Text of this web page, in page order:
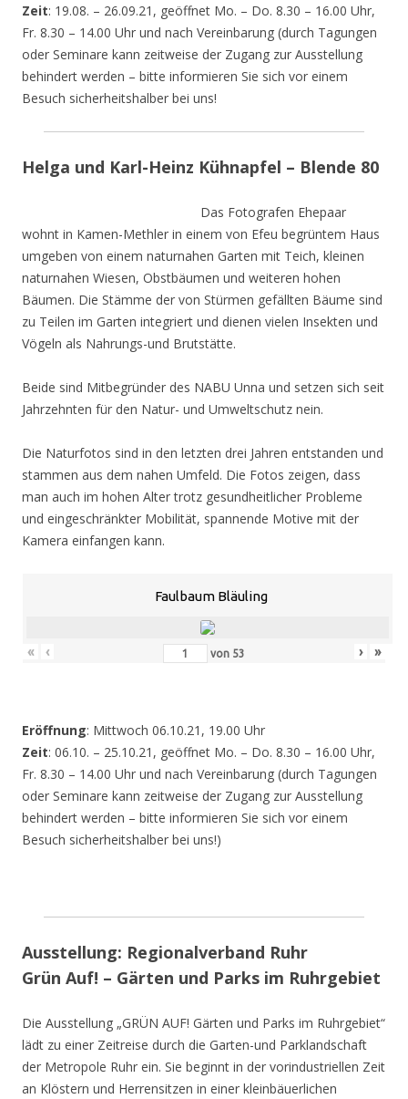
Zeit: 19.08. – 26.09.21, geöffnet Mo. – Do. 8.30 – 16.00 Uhr,
Fr. 8.30 – 14.00 Uhr und nach Vereinbarung (durch Tagungen
oder Seminare kann zeitweise der Zugang zur Ausstellung
behindert werden – bitte informieren Sie sich vor einem
Besuch sicherheitshalber bei uns!
Helga und Karl-Heinz Kühnapfel – Blende 80
Das Fotografen Ehepaar
wohnt in Kamen-Methler in einem von Efeu begrüntem Haus
umgeben von einem naturnahen Garten mit Teich, kleinen
naturnahen Wiesen, Obstbäumen und weiteren hohen
Bäumen. Die Stämme der von Stürmen gefällten Bäume sind
zu Teilen im Garten integriert und dienen vielen Insekten und
Vögeln als Nahrungs-und Brutstätte.
Beide sind Mitbegründer des NABU Unna und setzen sich seit
Jahrzehnten für den Natur- und Umweltschutz nein.
Die Naturfotos sind in den letzten drei Jahren entstanden und
stammen aus dem nahen Umfeld. Die Fotos zeigen, dass
man auch im hohen Alter trotz gesundheitlicher Probleme
und eingeschränkter Mobilität, spannende Motive mit der
Kamera einfangen kann.
Faulbaum Bläuling
« ‹ von 53 › »
Eröffnung: Mittwoch 06.10.21, 19.00 Uhr
Zeit: 06.10. – 25.10.21, geöffnet Mo. – Do. 8.30 – 16.00 Uhr,
Fr. 8.30 – 14.00 Uhr und nach Vereinbarung (durch Tagungen
oder Seminare kann zeitweise der Zugang zur Ausstellung
behindert werden – bitte informieren Sie sich vor einem
Besuch sicherheitshalber bei uns!)
Ausstellung: Regionalverband Ruhr
Grün Auf! – Gärten und Parks im Ruhrgebiet
Die Ausstellung „GRÜN AUF! Gärten und Parks im Ruhrgebiet“
lädt zu einer Zeitreise durch die Garten-und Parklandschaft
der Metropole Ruhr ein. Sie beginnt in der vorindustriellen Zeit
an Klöstern und Herrensitzen in einer kleinbäuerlichen